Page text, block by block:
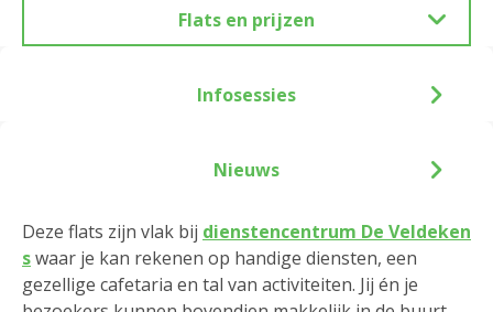
Flats en prijzen
Deze flats zijn vlak bij dienstencentrum De Veldeken
swaar je kan rekenen op handige diensten, een
gezellige cafetaria en tal van activiteiten. Jij én je
Infosessies
Nieuws